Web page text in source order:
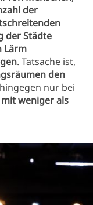
der
der Städte
Lärm
. Tatsache ist,
den
nur bei
weniger als